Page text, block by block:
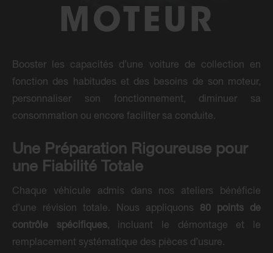
MOTEUR
Booster les capacités d’une voiture de collection en
fonction des habitudes et des besoins de son moteur,
personnaliser son fonctionnement, diminuer sa
consommation ou encore faciliter sa conduite.
Une Préparation Rigoureuse pour
une Fiabilité Totale
Chaque véhicule admis dans nos ateliers bénéficie
d’une révision totale. Nous appliquons 80 points de
contrôle spécifiques, incluant le démontage et le
remplacement systématique des pièces d’usure.